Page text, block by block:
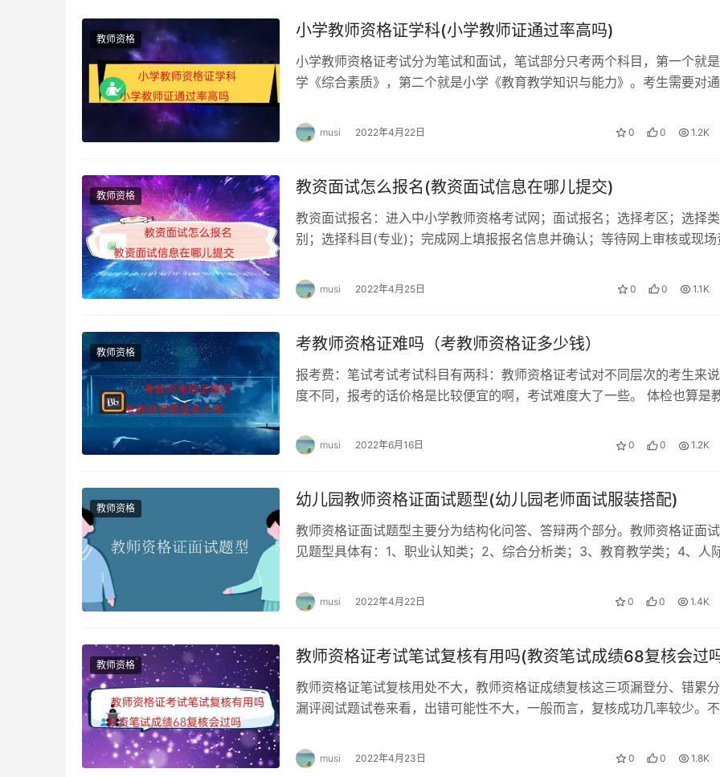
教师资格 小学教师资格证学科(小学教师证通过率高吗)
小学教师资格证考试分为笔试和面试，笔试部分只考两个科目，第一个就
学《综合素质》，第二个就是小学《教育教学知识与能力》。考生需要对通
musi 2022年4月22日 0 0 1.2K
教师资格 教资面试怎么报名(教资面试信息在哪儿提交)
教资面试报名：进入中小学教师资格考试网；面试报名；选择考区；选择类
别；选择科目(专业)；完成网上填报报名信息并确认；等待网上审核或现场
musi 2022年4月25日 0 0 1.1K
教师资格 考教师资格证难吗（考教师资格证多少钱）
报考费：笔试考试考试科目有两科：教师资格证考试对不同层次的考生来
度不同，报考的话价格是比较便宜的啊，考试难度大了一些。 体检也算是
musi 2022年6月16日 0 0 1.2K
教师资格 幼儿园教师资格证面试题型(幼儿园老师面试服装搭配)
教师资格证面试题型主要分为结构化问答、答辩两个部分。教师资格证面
见题型具体有：1、职业认知类；2、综合分析类；3、教育教学类；4、人
musi 2022年4月22日 0 0 1.4K
教师资格 教师资格证考试笔试复核有用吗(教资笔试成绩68复核会过
教师资格证笔试复核用处不大，教师资格证成绩复核这三项漏登分、错累分
漏评阅试题试卷来看，出错可能性不大，一般而言，复核成功几率较少。不
musi 2022年4月23日 0 0 1.8K